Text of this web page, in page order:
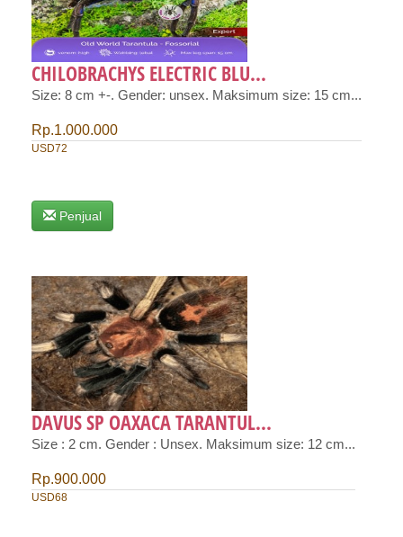
CHILOBRACHYS ELECTRIC BLU...
Size: 8 cm +-. Gender: unsex. Maksimum size: 15 cm...
Rp.1.000.000
USD72
Penjual
DAVUS SP OAXACA TARANTUL...
Size : 2 cm. Gender : Unsex. Maksimum size: 12 cm...
Rp.900.000
USD68